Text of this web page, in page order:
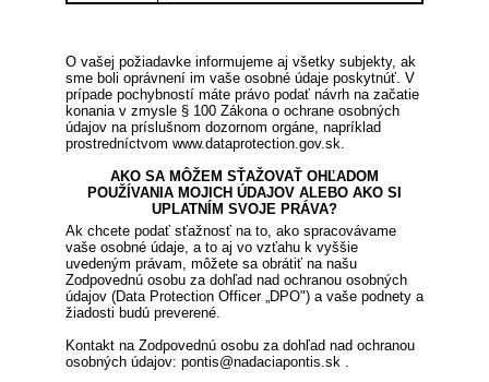
O vašej požiadavke informujeme aj všetky subjekty, ak
sme boli oprávnení im vaše osobné údaje poskytnúť. V
prípade pochybností máte právo podať návrh na začatie
konania v zmysle § 100 Zákona o ochrane osobných
údajov na príslušnom dozornom orgáne, napríklad
prostredníctvom www.dataprotection.gov.sk.
AKO SA MÔŽEM SŤAŽOVAŤ OHĽADOM
POUŽÍVANIA MOJICH ÚDAJOV ALEBO AKO SI
UPLATNÍM SVOJE PRÁVA?
Ak chcete podať sťažnosť na to, ako spracovávame
vaše osobné údaje, a to aj vo vzťahu k vyššie
uvedeným právam, môžete sa obrátiť na našu
Zodpovednú osobu za dohľad nad ochranou osobných
údajov (Data Protection Officer „DPO") a vaše podnety a
žiadosti budú preverené.
Kontakt na Zodpovednú osobu za dohľad nad ochranou
osobných údajov: pontis@nadaciapontis.sk .